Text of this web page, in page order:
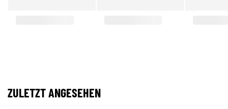
ZULETZT ANGESEHEN